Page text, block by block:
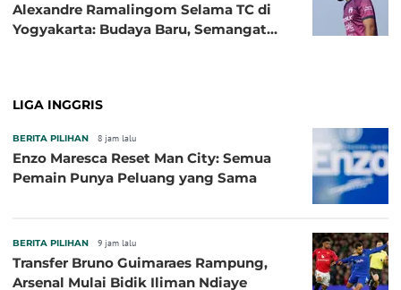
Alexandre Ramalingom Selama TC di
Yogyakarta: Budaya Baru, Semangat
LIGA INGGRIS
BERITA PILIHAN 8 jam lalu
Enzo Maresca Reset Man City: Semua
Pemain Punya Peluang yang Sama
BERITA PILIHAN 9 jam lalu
Transfer Bruno Guimaraes Rampung,
Arsenal Mulai Bidik Iliman Ndiaye